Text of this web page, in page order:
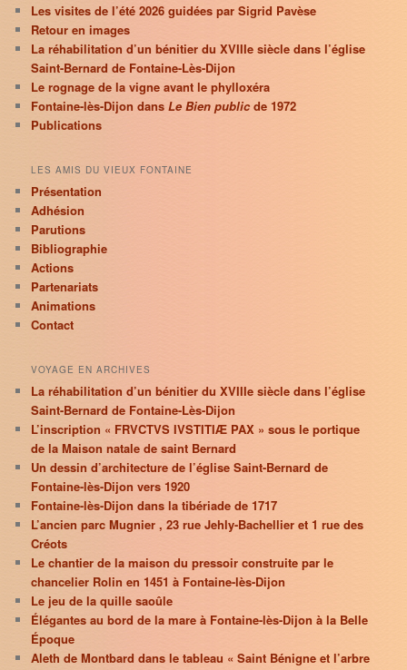
Les visites de l’été 2026 guidées par Sigrid Pavèse
Retour en images
La réhabilitation d’un bénitier du XVIIIe siècle dans l’église
Saint-Bernard de Fontaine-Lès-Dijon
Le rognage de la vigne avant le phylloxéra
Fontaine-lès-Dijon dansLe Bien publicde 1972
Publications
LES AMIS DU VIEUX FONTAINE
Présentation
Adhésion
Parutions
Bibliographie
Actions
Partenariats
Animations
Contact
VOYAGE EN ARCHIVES
La réhabilitation d’un bénitier du XVIIIe siècle dans l’église
Saint-Bernard de Fontaine-Lès-Dijon
L’inscription « FRVCTVS IVSTITIÆ PAX » sous le portique
de la Maison natale de saint Bernard
Un dessin d’architecture de l’église Saint-Bernard de
Fontaine-lès-Dijon vers 1920
Fontaine-lès-Dijon dans la tibériade de 1717
L’ancien parc Mugnier , 23 rue Jehly-Bachellier et 1 rue des
Créots
Le chantier de la maison du pressoir construite par le
chancelier Rolin en 1451 à Fontaine-lès-Dijon
Le jeu de la quille saoûle
Élégantes au bord de la mare à Fontaine-lès-Dijon à la Belle
Époque
Aleth de Montbard dans le tableau « Saint Bénigne et l’arbre